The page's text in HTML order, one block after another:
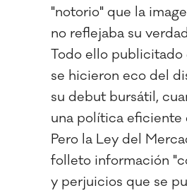
"notorio" que la
no reflejaba su
Todo ello publicitado
se hicieron eco del
su debut bursátil,
una política eficiente
Pero la Ley del
folleto información
y perjuicios que se